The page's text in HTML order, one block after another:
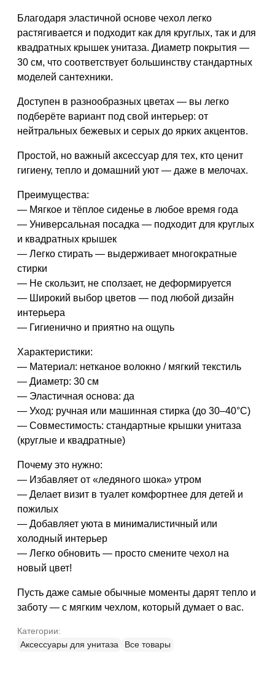
Благодаря эластичной основе чехол легко
растягивается и подходит как для круглых, так и для
квадратных крышек унитаза. Диаметр покрытия —
30 см, что соответствует большинству стандартных
моделей сантехники.
Доступен в разнообразных цветах — вы легко
подберёте вариант под свой интерьер: от
нейтральных бежевых и серых до ярких акцентов.
Простой, но важный аксессуар для тех, кто ценит
гигиену, тепло и домашний уют — даже в мелочах.
Преимущества:
— Мягкое и тёплое сиденье в любое время года
— Универсальная посадка — подходит для круглых
и квадратных крышек
— Легко стирать — выдерживает многократные
стирки
— Не скользит, не сползает, не деформируется
— Широкий выбор цветов — под любой дизайн
интерьера
— Гигиенично и приятно на ощупь
Характеристики:
— Материал: нетканое волокно / мягкий текстиль
— Диаметр: 30 см
— Эластичная основа: да
— Уход: ручная или машинная стирка (до 30–40°C)
— Совместимость: стандартные крышки унитаза
(круглые и квадратные)
Почему это нужно:
— Избавляет от «ледяного шока» утром
— Делает визит в туалет комфортнее для детей и
пожилых
— Добавляет уюта в минималистичный или
холодный интерьер
— Легко обновить — просто смените чехол на
новый цвет!
Пусть даже самые обычные моменты дарят тепло и
заботу — с мягким чехлом, который думает о вас.
Категории:
Аксессуары для унитаза
Все товары